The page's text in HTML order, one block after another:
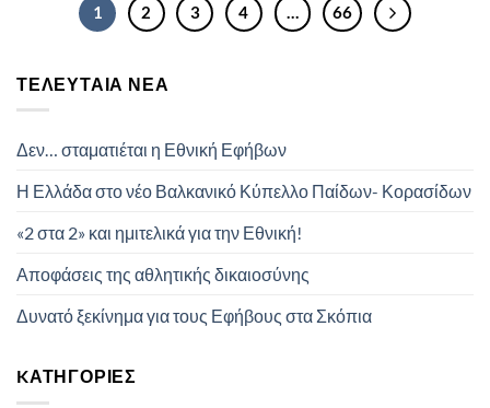
1 2 3 4 … 66
ΤΕΛΕΥΤΑΊΑ ΝΈΑ
Δεν… σταματιέται η Εθνική Εφήβων
Η Ελλάδα στο νέο Βαλκανικό Κύπελλο Παίδων- Κορασίδων
«2 στα 2» και ημιτελικά για την Εθνική!
Αποφάσεις της αθλητικής δικαιοσύνης
Δυνατό ξεκίνημα για τους Εφήβους στα Σκόπια
KΑΤΗΓΟΡΊΕΣ